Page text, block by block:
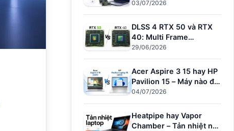
đủ dùng?
03/07/2026
DLSS 4 RTX 50 và RTX
40: Multi Frame
Generation làm được gì?
29/06/2026
Acer Aspire 3 15 hay HP
Pavilion 15 – Máy nào đủ
sức cho người dùng văn
phòng?
04/07/2026
Heatpipe hay Vapor
Chamber – Tản nhiệt nào